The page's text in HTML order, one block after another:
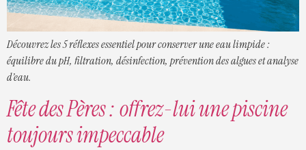
Découvrez les 5 réflexes essentiel pour conserver une eau limpide :
équilibre du pH, filtration, désinfection, prévention des algues et analyse
d’eau.
Fête des Pères : offrez-lui une piscine
toujours impeccable